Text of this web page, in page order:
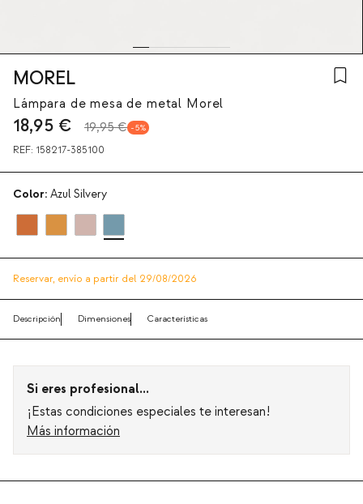
MOREL
Lámpara de mesa de metal Morel
18,95 € 19,95 € 5
REF: 158217-385100
Color: Azul Silvery
Reservar, envío a partir del 29/08/2026
Descripción Dimensiones Características
Si eres profesional...
¡Estas condiciones especiales te interesan!
Más información